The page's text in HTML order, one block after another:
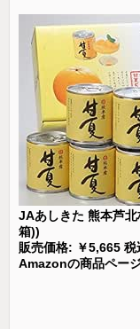
JAあしきた 熊本芦
箱))
販売価格: ￥5,665 税
Amazonの商品ペー